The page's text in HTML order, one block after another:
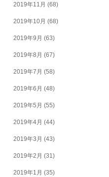
2019年11月 (68)
2019年10月 (68)
2019年9月 (63)
2019年8月 (67)
2019年7月 (58)
2019年6月 (48)
2019年5月 (55)
2019年4月 (44)
2019年3月 (43)
2019年2月 (31)
2019年1月 (35)